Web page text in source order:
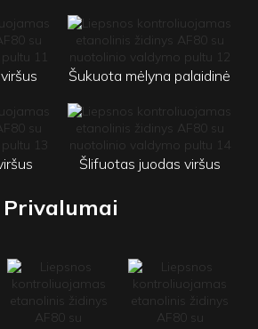
Šukuota mėlyna palaidinė
Šlifuotas juodas viršus
Privalumai